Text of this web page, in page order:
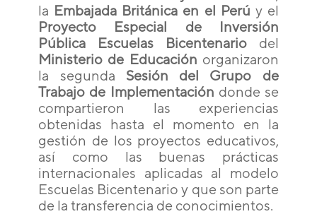
la Embajada Británica en el Perú y el
Proyecto Especial de Inversión
Pública Escuelas Bicentenariodel
Ministerio de Educación organizaron
la segunda Sesión del Grupo de
Trabajo de Implementación donde se
compartieron las experiencias
obtenidas hasta el momento en la
gestión de los proyectos educativos,
así como las buenas prácticas
internacionales aplicadas al modelo
Escuelas Bicentenario y que son parte
de la transferencia de conocimientos.